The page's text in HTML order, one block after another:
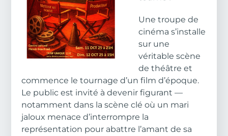
Une troupe de
cinéma s’installe
sur une
véritable scène
de théâtre et
commence le tournage d’un film d’époque.
Le public est invité à devenir figurant —
notamment dans la scène clé où un mari
jaloux menace d’interrompre la
représentation pour abattre l’amant de sa